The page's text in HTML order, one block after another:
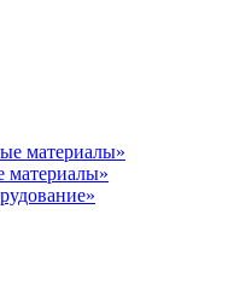
материалы»